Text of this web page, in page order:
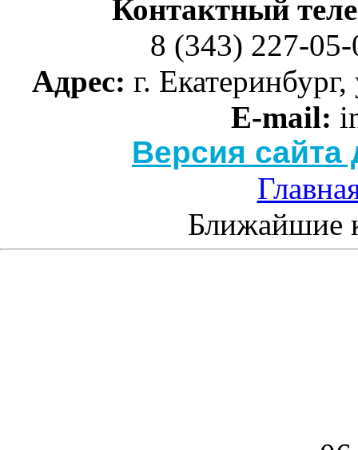
Контактный
8 (343) 227-
Адрес: г.
E-mail:
Версия
Ближайшие